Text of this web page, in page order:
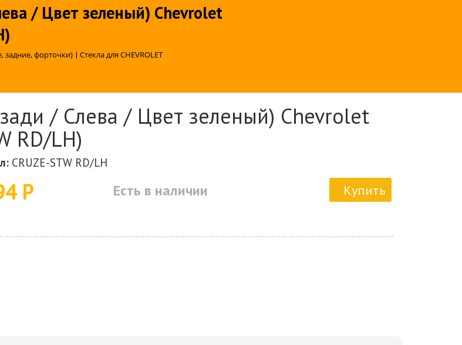
/ Цвет зеленый) Chevrolet
задние, форточки) | Стекла для CHEVROLET
/ Слева / Цвет зеленый) Chevrolet
RD/LH)
CRUZE-STW RD/LH
Р Есть в наличии Купить